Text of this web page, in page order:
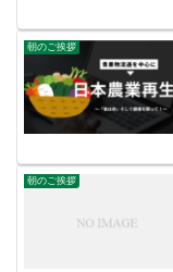
朝のご挨拶
朝のご挨拶